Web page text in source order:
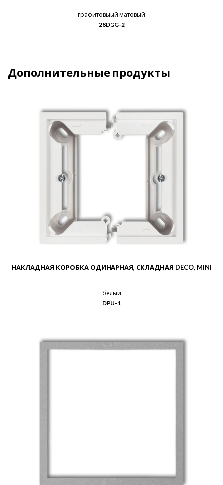
графитовыый матовый
28DGG-2
Дополнительные продукты
НАКЛАДНАЯ КОРОБКА ОДИНАРНАЯ, СКЛАДНАЯ DECO, MINI
белый
DPU-1